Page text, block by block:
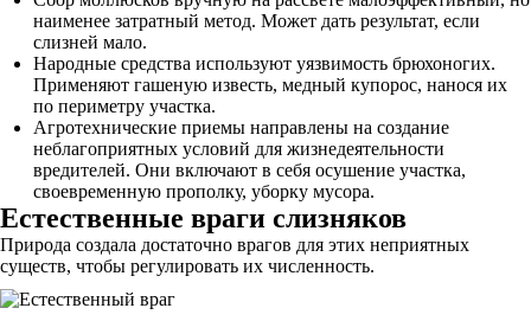
наименее затратный метод. Может дать результат, если
слизней мало.
Народные средства используют уязвимость брюхоногих.
Применяют гашеную известь, медный купорос, нанося их
по периметру участка.
Агротехнические приемы направлены на создание
неблагоприятных условий для жизнедеятельности
вредителей. Они включают в себя осушение участка,
своевременную прополку, уборку мусора.
Естественные враги слизняков
Природа создала достаточно врагов для этих неприятных
существ, чтобы регулировать их численность.